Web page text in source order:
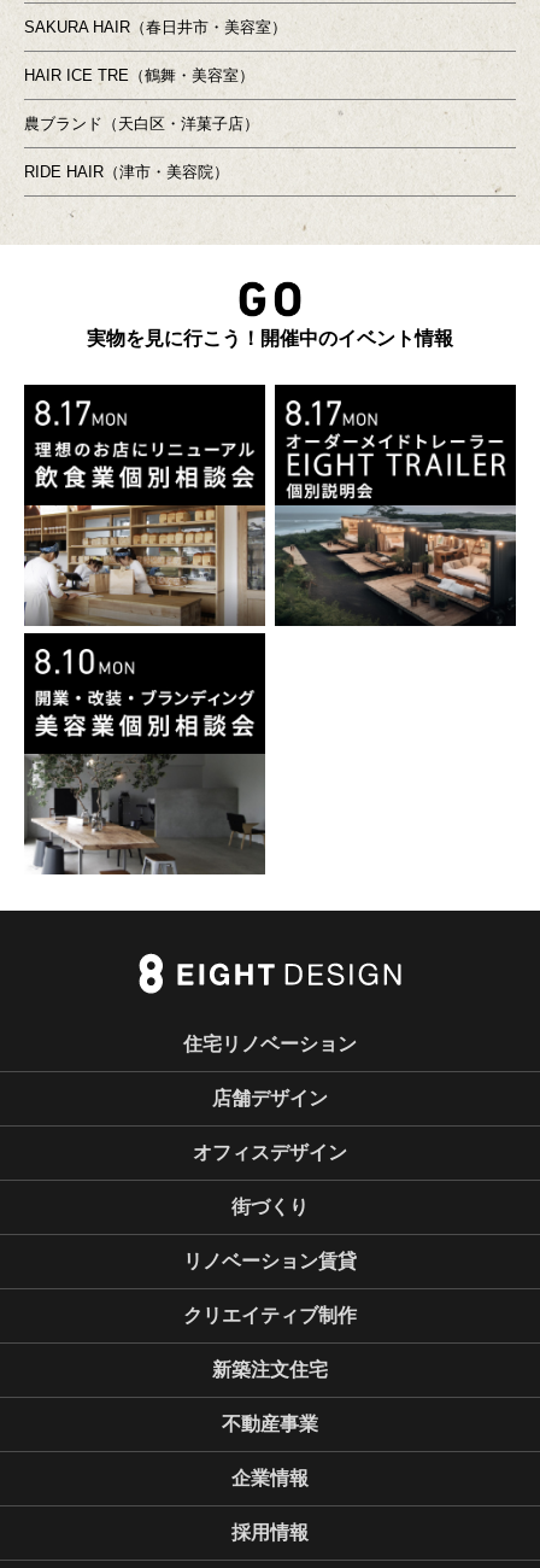
SAKURA HAIR（春日井市・美容室）
HAIR ICE TRE（鶴舞・美容室）
農ブランド（天白区・洋菓子店）
RIDE HAIR（津市・美容院）
実物を見に行こう！開催中のイベント情報
住宅リノベーション
店舗デザイン
オフィスデザイン
街づくり
リノベーション賃貸
クリエイティブ制作
新築注文住宅
不動産事業
企業情報
採用情報